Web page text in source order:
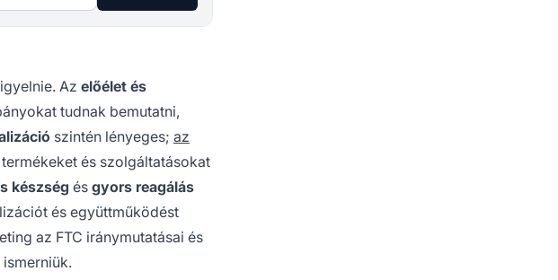
Az előélet és
tudnak bemutatni,
szintén lényeges; az
és szolgáltatásokat
készség és gyors reagálás
és együttműködést
az FTC iránymutatásai és